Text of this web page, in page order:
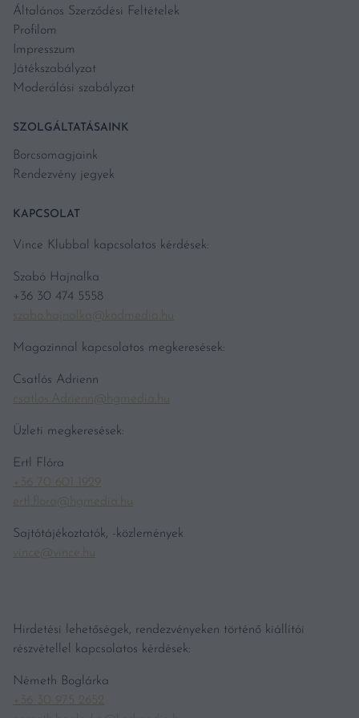
Általános Szerződési Feltételek
Profilom
Impresszum
Játékszabályzat
Moderálási szabályzat
SZOLGÁLTATÁSAINK
Borcsomagjaink
Rendezvény jegyek
KAPCSOLAT
Vince Klubbal kapcsolatos kérdések:
Szabó Hajnalka
+36 30 474 5558
szabo.hajnalka@kodmedia.hu
Magazinnal kapcsolatos megkeresések:
Csatlós Adrienn
csatlos.Adrienn@hgmedia.hu
Üzleti megkeresések:
Ertl Flóra
+36 70 601 1929
ertl.flora@hgmedia.hu
Sajtótájékoztatók, -közlemények
vince@vince.hu
Hirdetési lehetőségek, rendezvényeken történő kiállítói
részvétellel kapcsolatos kérdések:
Németh Boglárka
+36 30 975 2652